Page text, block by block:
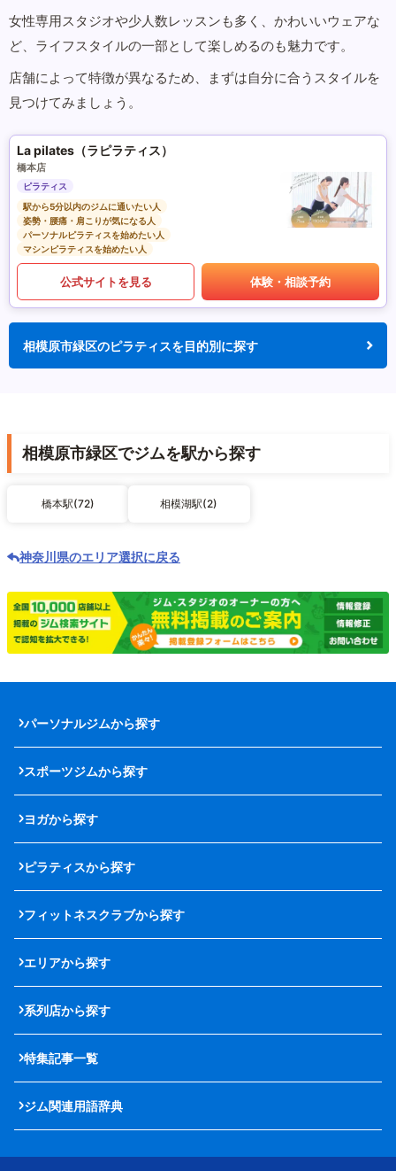
女性専用スタジオや少人数レッスンも多く、かわいいウェアな
ど、ライフスタイルの一部として楽しめるのも魅力です。
店舗によって特徴が異なるため、まずは自分に合うスタイルを
見つけてみましょう。
La pilates（ラピラティス）
橋本店
ピラティス
駅から5分以内のジムに通いたい人
姿勢・腰痛・肩こりが気になる人
パーソナルピラティスを始めたい人
マシンピラティスを始めたい人
公式サイトを見る 体験・相談予約
相模原市緑区のピラティスを目的別に探す
相模原市緑区でジムを駅から探す
橋本駅(72) 相模湖駅(2)
神奈川県のエリア選択に戻る
パーソナルジムから探す
スポーツジムから探す
ヨガから探す
ピラティスから探す
フィットネスクラブから探す
エリアから探す
系列店から探す
特集記事一覧
ジム関連用語辞典